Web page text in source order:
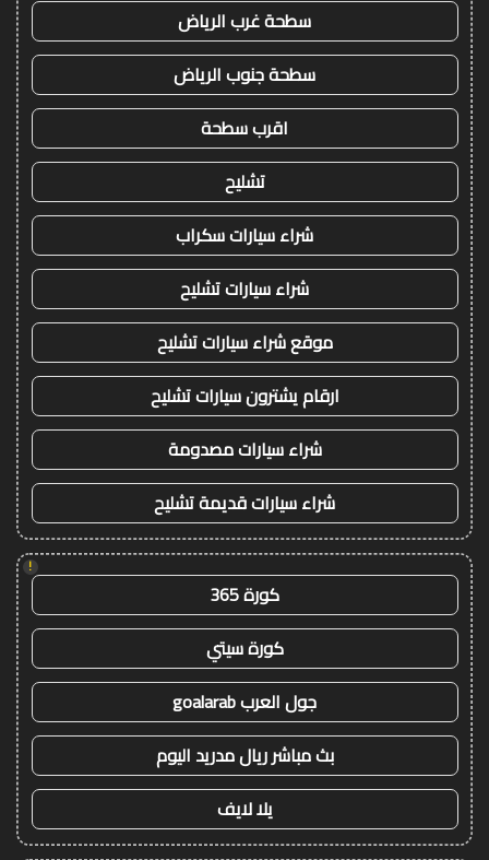
سطحة غرب الرياض
سطحة جنوب الرياض
اقرب سطحة
تشليح
شراء سيارات سكراب
شراء سيارات تشليح
موقع شراء سيارات تشليح
ارقام يشترون سيارات تشليح
شراء سيارات مصدومة
شراء سيارات قديمة تشليح
!
كورة 365
كورة سيتي
جول العرب goalarab
بث مباشر ريال مدريد اليوم
يلا لايف